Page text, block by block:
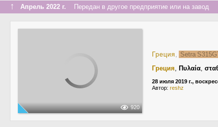
↑ Апрель 2022 г. Передан в другое предприятие или на завод
920
Греция, Setra
Греция, Πυλαία,
28 июля 2019 г.,
Автор: reshz